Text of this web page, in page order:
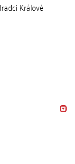
Králové